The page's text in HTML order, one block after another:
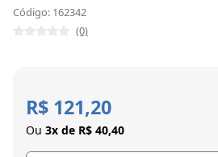
Código: 162342
(0)
R$ 121,20
Ou 3x de R$ 40,40